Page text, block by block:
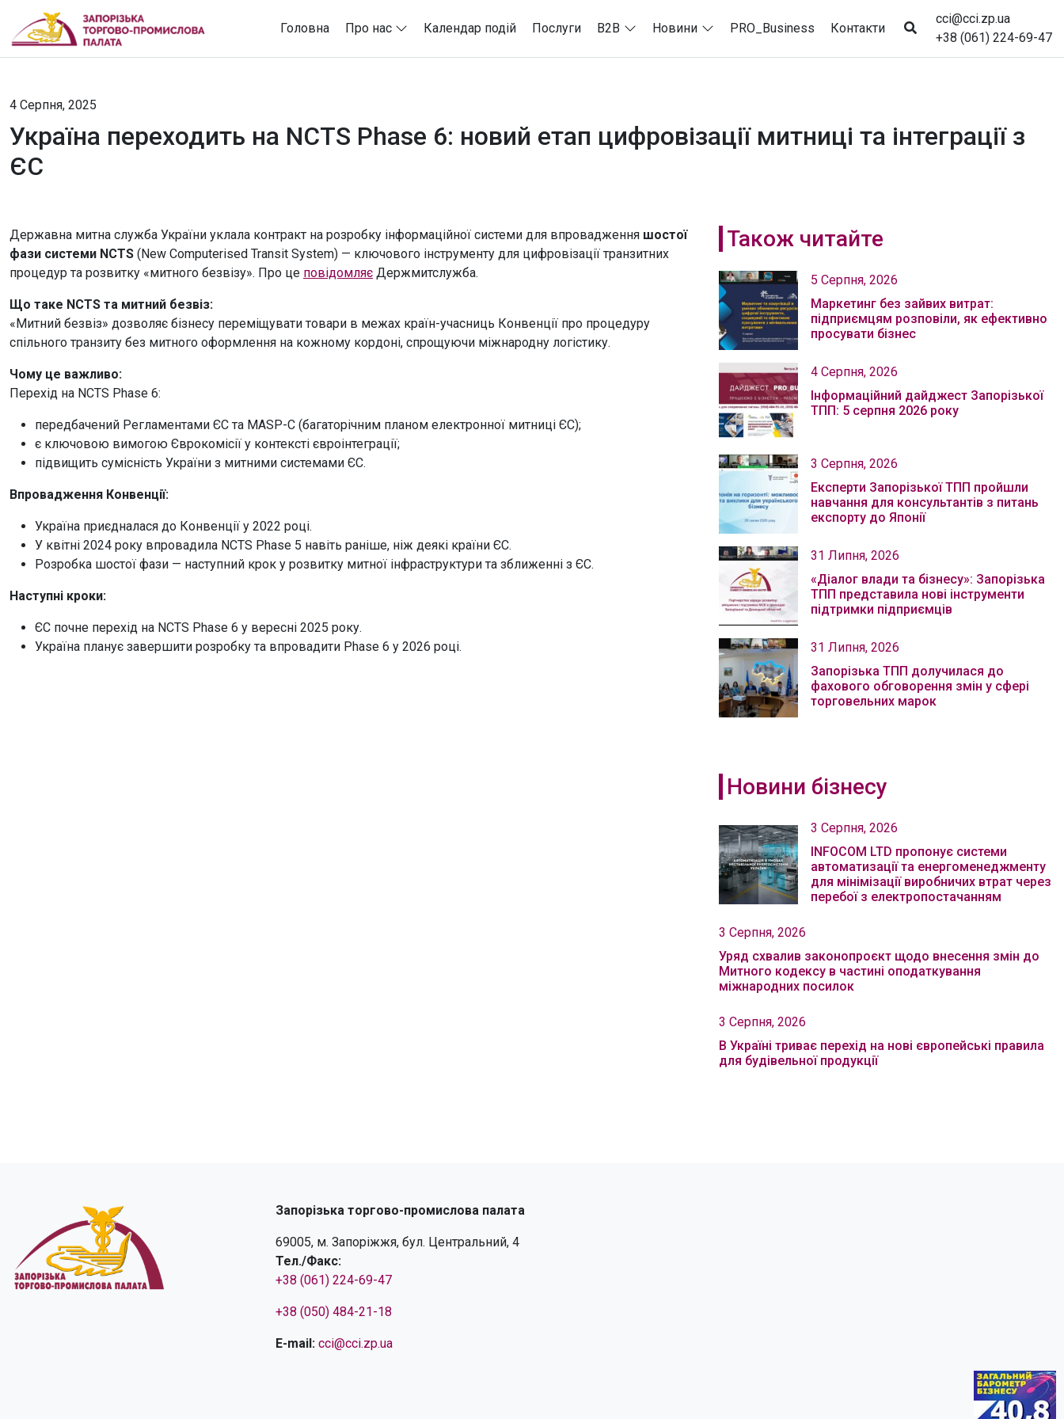
Головна Про нас Календар подій Послуги B2B Новини PRO_Business Контакти
cci@cci.zp.ua
+38 (061) 224-69-47
4 Серпня, 2025
Україна переходить на NCTS Phase 6: новий етап цифровізації митниці та інтеграції з
ЄС
Державна митна служба України уклала контракт на розробку інформаційної системи для впровадження шостої
фази системи NCTS (New Computerised Transit System) — ключового інструменту для цифровізації транзитних
процедур та розвитку «митного безвізу». Про це повідомляє Держмитслужба.
Що таке NCTS та митний безвіз:
«Митний безвіз» дозволяє бізнесу переміщувати товари в межах країн-учасниць Конвенції про процедуру
спільного транзиту без митного оформлення на кожному кордоні, спрощуючи міжнародну логістику.
Чому це важливо:
Перехід на NCTS Phase 6:
передбачений Регламентами ЄС та MASP-C (багаторічним планом електронної митниці ЄС);
є ключовою вимогою Єврокомісії у контексті євроінтеграції;
підвищить сумісність України з митними системами ЄС.
Впровадження Конвенції:
Україна приєдналася до Конвенції у 2022 році.
У квітні 2024 року впровадила NCTS Phase 5 навіть раніше, ніж деякі країни ЄС.
Розробка шостої фази — наступний крок у розвитку митної інфраструктури та зближенні з ЄС.
Наступні кроки:
ЄС почне перехід на NCTS Phase 6 у вересні 2025 року.
Україна планує завершити розробку та впровадити Phase 6 у 2026 році.
Також читайте
5 Серпня, 2026
Маркетинг без зайвих витрат:
підприємцям розповіли, як ефективно
просувати бізнес
4 Серпня, 2026
Інформаційний дайджест Запорізької
ТПП: 5 серпня 2026 року
3 Серпня, 2026
Експерти Запорізької ТПП пройшли
навчання для консультантів з питань
експорту до Японії
31 Липня, 2026
«Діалог влади та бізнесу»: Запорізька
ТПП представила нові інструменти
підтримки підприємців
31 Липня, 2026
Запорізька ТПП долучилася до
фахового обговорення змін у сфері
торговельних марок
Новини бізнесу
3 Серпня, 2026
INFOCOM LTD пропонує системи
автоматизації та енергоменеджменту
для мінімізації виробничих втрат через
перебої з електропостачанням
3 Серпня, 2026
Уряд схвалив законопроєкт щодо внесення змін до
Митного кодексу в частині оподаткування
міжнародних посилок
3 Серпня, 2026
В Україні триває перехід на нові європейські правила
для будівельної продукції
Запорізька торгово-промислова палата
69005, м. Запоріжжя, бул. Центральний, 4
Тел./Факс:
+38 (061) 224-69-47
+38 (050) 484-21-18
E-mail: cci@cci.zp.ua